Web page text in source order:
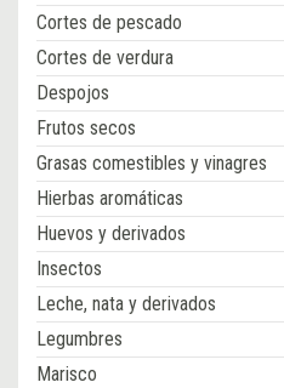
Cortes de pescado
Cortes de verdura
Despojos
Frutos secos
Grasas comestibles y vinagres
Hierbas aromáticas
Huevos y derivados
Insectos
Leche, nata y derivados
Legumbres
Marisco